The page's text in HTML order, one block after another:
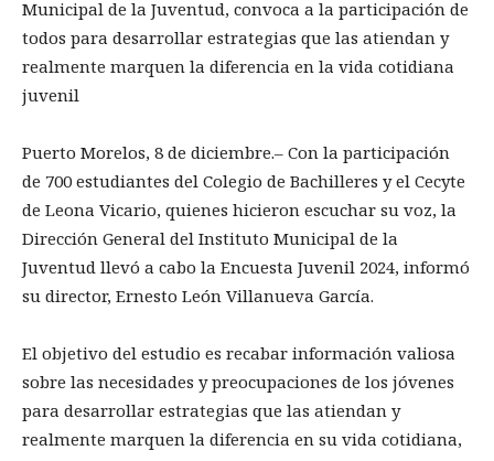
Municipal de la Juventud, convoca a la participación de
todos para desarrollar estrategias que las atiendan y
realmente marquen la diferencia en la vida cotidiana
juvenil
Puerto Morelos, 8 de diciembre.– Con la participación
de 700 estudiantes del Colegio de Bachilleres y el Cecyte
de Leona Vicario, quienes hicieron escuchar su voz, la
Dirección General del Instituto Municipal de la
Juventud llevó a cabo la Encuesta Juvenil 2024, informó
su director, Ernesto León Villanueva García.
El objetivo del estudio es recabar información valiosa
sobre las necesidades y preocupaciones de los jóvenes
para desarrollar estrategias que las atiendan y
realmente marquen la diferencia en su vida cotidiana,